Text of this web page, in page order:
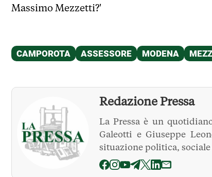
Massimo Mezzetti?'
Redazione Pressa
La Pressa è un
Galeotti e Giuseppe
situazione politica,